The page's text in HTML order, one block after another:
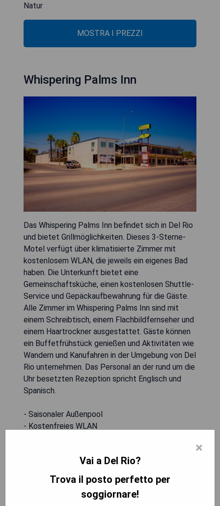
Natur
MOSTRA I PREZZI
Whispering Palms Inn
Das Whispering Palms Inn befindet sich in Del Rio
und bietet Grillmöglichkeiten. Dieses 3-Sterne-
Motel verfügt über klimatisierte Zimmer mit
kostenlosem WLAN, die jeweils ein eigenes Bad
haben. Die Unterkunft bietet eine
Gemeinschaftsküche, einen kostenlosen Shuttle-
Service und Gepäckaufbewahrung für die Gäste.
Alle Zimmer im Whispering Palms Inn sind mit
einem Schreibtisch, einem Flachbildfernseher und
einem Haartrockner ausgestattet. Gäste können
ein Buffetfrühstück genießen und Aktivitäten wie
Wandern und Kanufahren in der Umgebung von Del
Rio unternehmen. Das Personal an der rund um die
Uhr besetzten Rezeption spricht Englisch und
Spanisch.
- Saisonaler Außenpool
- Kostenfreies WLAN
- Aktivitäten wie Wandern und Kanufahren in der
MOSTRA I PREZZI
×
Vai a Del Rio?
Trova il posto perfetto per
soggiornare!